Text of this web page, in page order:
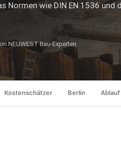
wie DIN EN 1536 und
NEUWEST Bau-Experten
Kostenschätzer Berlin Ablauf